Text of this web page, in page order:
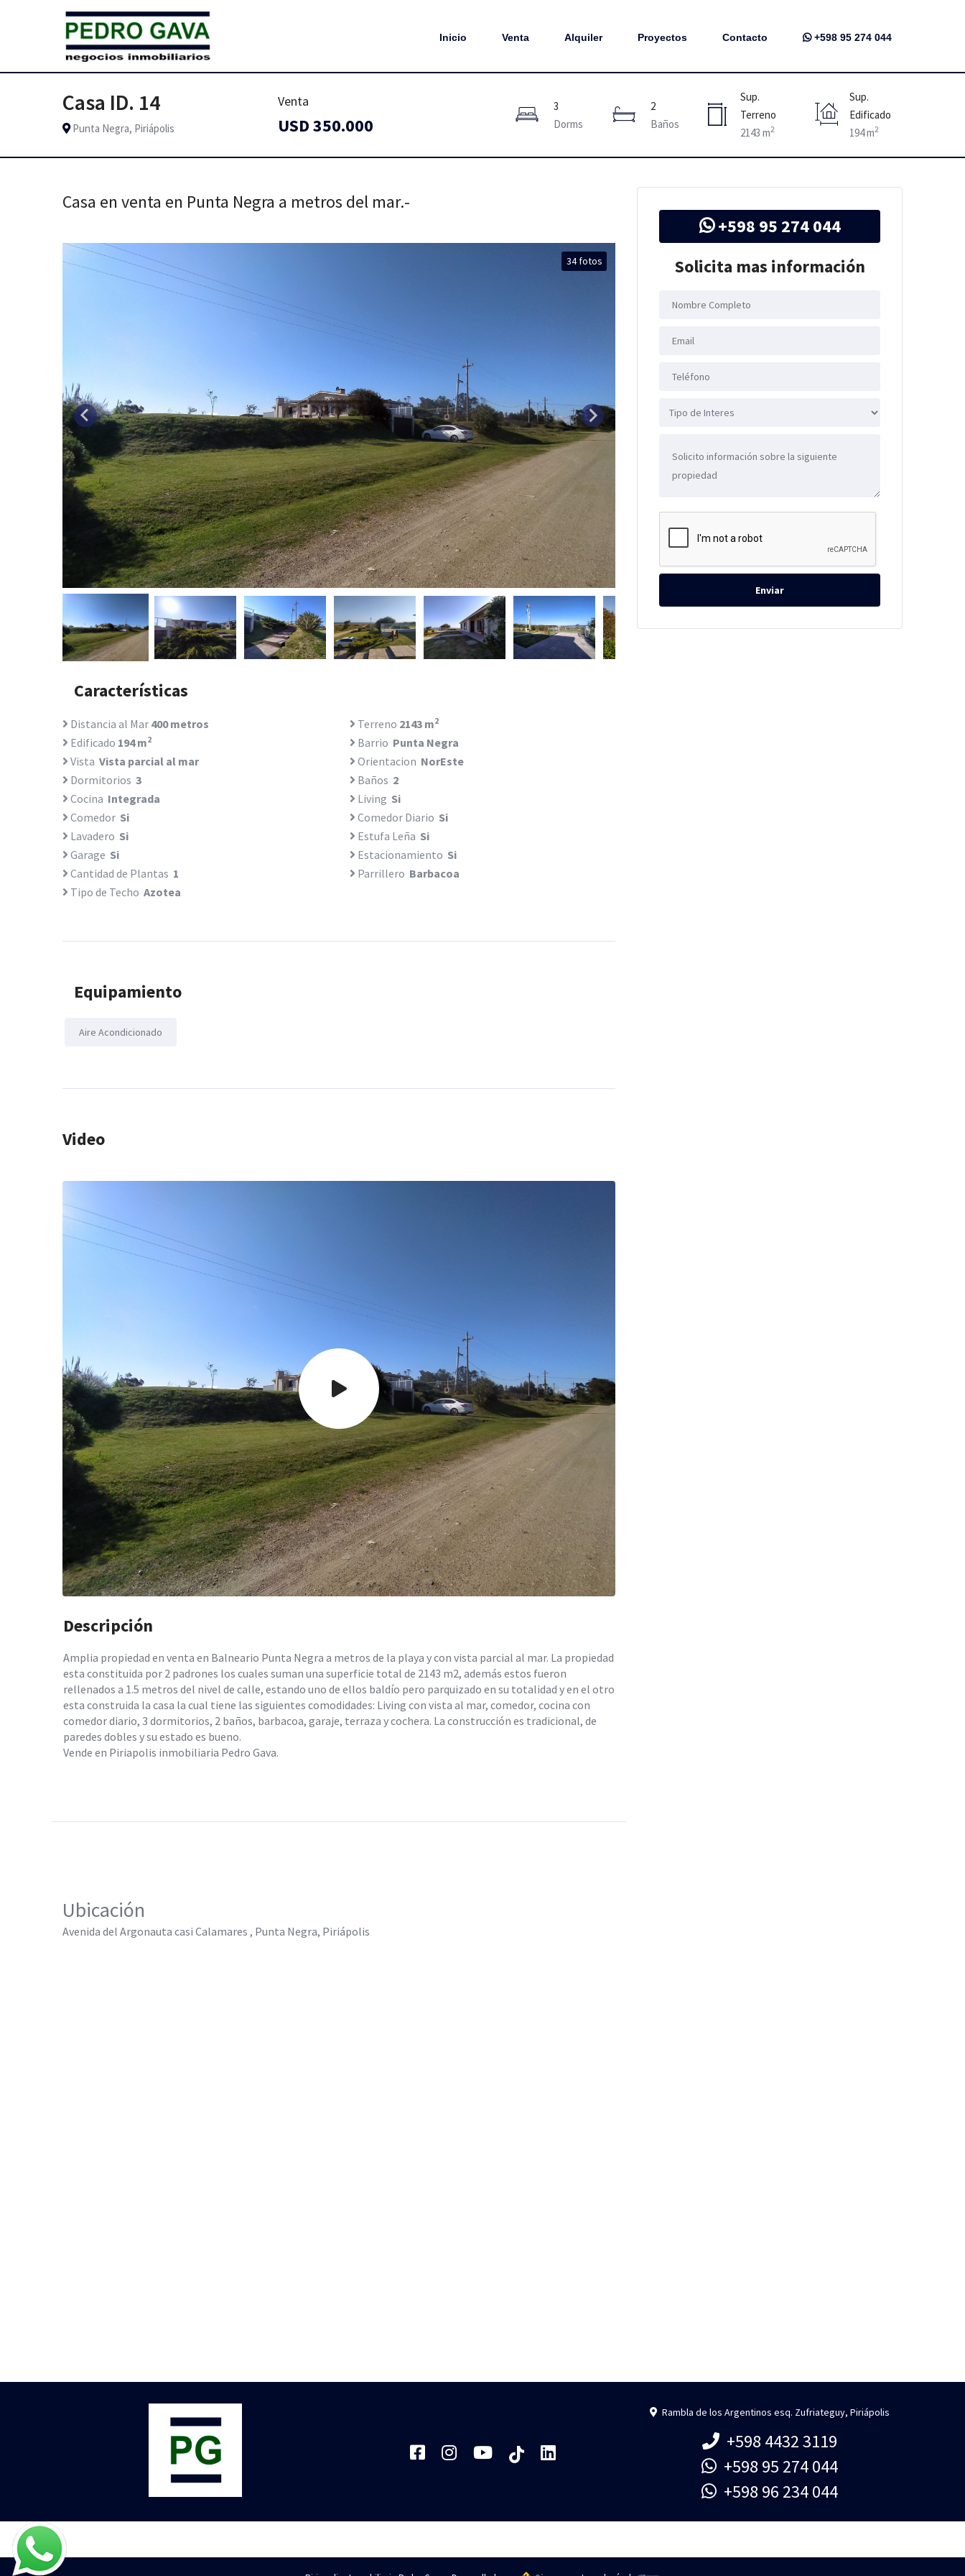
Inicio Venta Alquiler Proyectos Contacto +598 95 274 044
Casa ID. 14
Punta Negra, Piriápolis
Venta
USD 350.000
3
Dorms
2
Baños
Sup.
Terreno
2143 m2
Sup.
Edificado
194 m2
Casa en venta en Punta Negra a metros del mar.-
34 fotos
Características
Distancia al Mar 400 metros Terreno 2143 m2
Edificado 194 m2 Barrio Punta Negra
Vista Vista parcial al mar Orientacion NorEste
Dormitorios 3 Baños 2
Cocina Integrada Living Si
Comedor Si Comedor Diario Si
Lavadero Si Estufa Leña Si
Garage Si Estacionamiento Si
Cantidad de Plantas 1 Parrillero Barbacoa
Tipo de Techo Azotea
Equipamiento
Aire Acondicionado
Video
Descripción
Amplia propiedad en venta en Balneario Punta Negra a metros de la playa y con vista parcial al mar. La propiedad
esta constituida por 2 padrones los cuales suman una superficie total de 2143 m2, además estos fueron
rellenados a 1.5 metros del nivel de calle, estando uno de ellos baldío pero parquizado en su totalidad y en el otro
esta construida la casa la cual tiene las siguientes comodidades: Living con vista al mar, comedor, cocina con
comedor diario, 3 dormitorios, 2 baños, barbacoa, garaje, terraza y cochera. La construcción es tradicional, de
paredes dobles y su estado es bueno.
Vende en Piriapolis inmobiliaria Pedro Gava.
Ubicación
Avenida del Argonauta casi Calamares , Punta Negra, Piriápolis
+598 95 274 044
Solicita mas información
Enviar
Rambla de los Argentinos esq. Zufriateguy, Piriápolis
+598 4432 3119
+598 95 274 044
+598 96 234 044